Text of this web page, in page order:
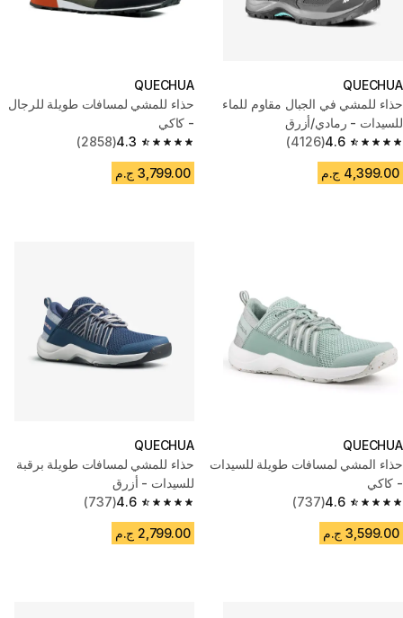
QUECHUA
حذاء للمشي في الجبال مقاوم للماء
للسيدات - رمادي/أزرق
4.6
4.6 out of 5 stars from 4126 reviews
(4126)
4,399.00 ج.م
QUECHUA
حذاء للمشي لمسافات طويلة للرجال
- كاكي
4.3
4.3 out of 5 stars from 2858 reviews
(2858)
3,799.00 ج.م
QUECHUA
حذاء المشي لمسافات طويلة للسيدات
- كاكي
4.6
4.6 out of 5 stars from 737 reviews
(737)
3,599.00 ج.م
QUECHUA
حذاء للمشي لمسافات طويلة برقبة
للسيدات - أزرق
4.6
4.6 out of 5 stars from 737 reviews
(737)
2,799.00 ج.م